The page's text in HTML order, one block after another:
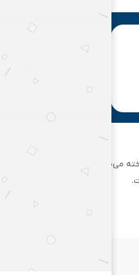
شناخته می‌شود. این مجموعه بزرگ،